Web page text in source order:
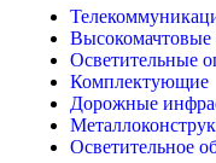
Осветительные
Комплектующие
Дорожные
Осветительное